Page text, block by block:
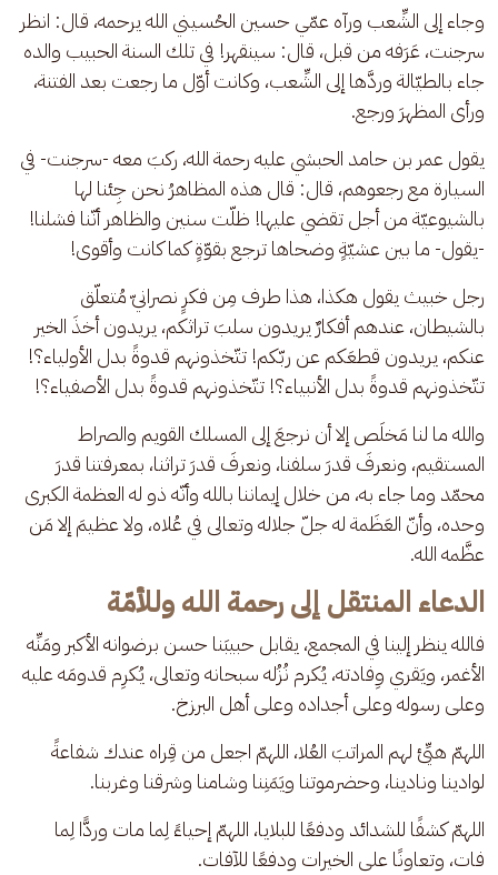
وجاء إلى الشِّعب ورآه عمّي حسين الحُسيني الله يرحمه، قال: انظر
سرجنت، عَرَفه من قبل، قال: سينقهر! في تلك السنة الحبيب والده
جاء بالطيّالة وردَّها إلى الشِّعب، وكانت أوّل ما رجعت بعد الفتنة،
ورأى المظهرَ ورجع.
يقول عمر بن حامد الحبشي عليه رحمة الله، ركبَ معه -سرجنت- في
السيارة مع رجعوهم، قال: قال هذه المظاهرُ نحن جِئنا لها
بالشيوعيّة من أجل تقضي عليها! ظلّت سنين والظاهر أنّنا فشلنا!
-يقول- ما بين عشيّةٍ وضحاها ترجع بقوّةٍ كما كانت وأقوى!
رجل خبيث يقول هكذا، هذا طرف مِن فكرٍ نصرانيّ مُتعلّق
بالشيطان، عندهم أفكارٌ يريدون سلبَ تراثكم، يريدون أخذَ الخير
عنكم، يريدون قطعَكم عن ربّكم! تتّخذونهم قدوةً بدل الأولياء؟!
تتّخذونهم قدوةً بدل الأنبياء؟! تتّخذونهم قدوةً بدل الأصفياء؟!
والله ما لنا مَخلَص إلا أن نرجعَ إلى المسلك القويم والصراط
المستقيم، ونعرفَ قدرَ سلفنا، ونعرفَ قدرَ تراثنا، بمعرفتنا قدرَ
محمّد وما جاء به، من خلال إيماننا بالله وأنّه ذو له العظمة الكبرى
وحده، وأنّ العَظَمة له جلّ جلاله وتعالى في عُلاه، ولا عظيمَ إلا مَن
عظَّمه الله.
الدعاء المنتقل إلى رحمة الله وللأمّة
فالله ينظر إلينا في المجمع، يقابل حبيبَنا حسن برضوانه الأكبر ومَنِّه
الأغمر، ويَقري وِفادته، يُكرم نُزُله سبحانه وتعالى، يُكرِم قدومَه عليه
وعلى رسوله وعلى أجداده وعلى أهل البرزخ.
اللهمّ هيِّئ لهم المراتبَ العُلا، اللهمّ اجعل من قِراه عندك شفاعةً
لوادينا ونادينا، وحضرموتنا ويَمَنِنا وشامنا وشرقنا وغربنا.
اللهمّ كشفًا للشدائد ودفعًا للبلايا، اللهمّ إحياءً لِما مات وردًّا لِما
فات، وتعاونًا على الخيرات ودفعًا للآفات.